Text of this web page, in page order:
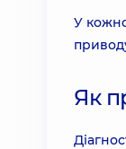
У
Як